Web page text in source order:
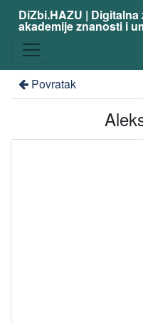
DiZbi.HAZU |
akademije znanosti i
Povratak